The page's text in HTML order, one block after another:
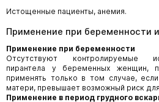
Истощенные пациенты, анемия.
Применение при беременности
Применение при беременности
Отсутствуют контролируемые
пирантела у беременных женщин,
применять только в том случае,
матери, превышает возможный риск
Применение в период грудного